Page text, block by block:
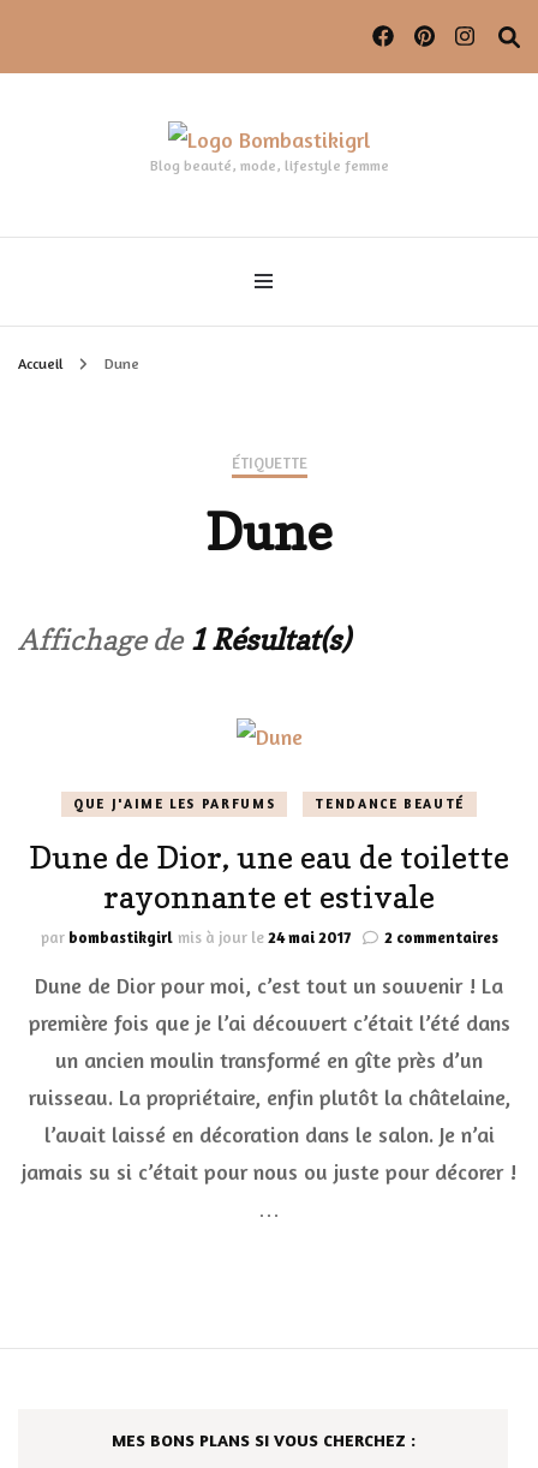
Blog beauté, mode, lifestyle femme
Accueil Dune
ÉTIQUETTE
Dune
Affichage de 1 Résultat(s)
QUE J'AIME LES PARFUMS TENDANCE BEAUTÉ
Dune de Dior, une eau de toilette
rayonnante et estivale
par bombastikgirl mis à jour le24 mai 2017 2 commentairessur
de
une
Dune de Dior pour moi, c’est tout un souvenir ! La
première fois que je l’ai découvert c’était l’été dans
un ancien moulin transformé en gîte près d’un
ruisseau. La propriétaire, enfin plutôt la châtelaine,
l’avait laissé en décoration dans le salon. Je n’ai
jamais su si c’était pour nous ou juste pour décorer !
…
MES BONS PLANS SI VOUS CHERCHEZ :